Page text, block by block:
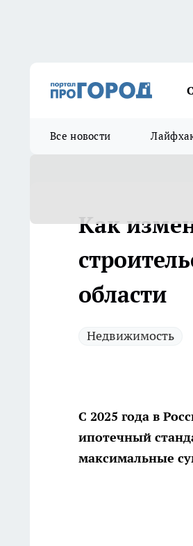
Все новости
Как
области
Недвижимость
С 2025 года в
ипотечный
максимальные